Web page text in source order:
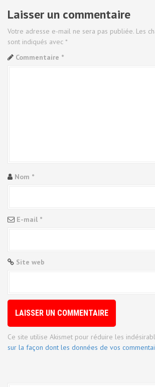
g
a
t
l
a
t
i
e
Laisser un commentaire
Votre adresse e-mail ne sera pas publiée. Les
sont indiqués avec *
Commentaire *
Nom *
E-mail *
Site web
Ce site utilise Akismet pour réduire les
sur la façon dont les données de vos